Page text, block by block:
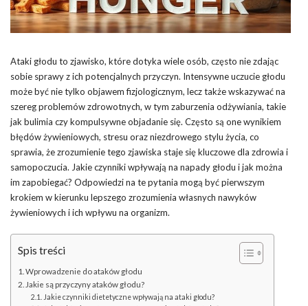
Ataki głodu to zjawisko, które dotyka wiele osób, często nie zdając
sobie sprawy z ich potencjalnych przyczyn. Intensywne uczucie głodu
może być nie tylko objawem fizjologicznym, lecz także wskazywać na
szereg problemów zdrowotnych, w tym zaburzenia odżywiania, takie
jak bulimia czy kompulsywne objadanie się. Często są one wynikiem
błędów żywieniowych, stresu oraz niezdrowego stylu życia, co
sprawia, że zrozumienie tego zjawiska staje się kluczowe dla zdrowia i
samopoczucia. Jakie czynniki wpływają na napady głodu i jak można
im zapobiegać? Odpowiedzi na te pytania mogą być pierwszym
krokiem w kierunku lepszego zrozumienia własnych nawyków
żywieniowych i ich wpływu na organizm.
Spis treści
Wprowadzenie do ataków głodu
Jakie są przyczyny ataków głodu?
Jakie czynniki dietetyczne wpływają na ataki głodu?